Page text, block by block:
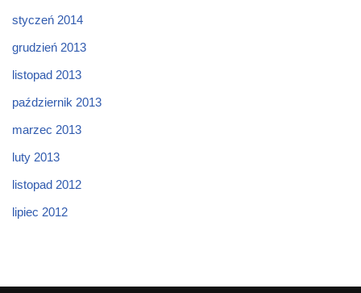
styczeń 2014
grudzień 2013
listopad 2013
październik 2013
marzec 2013
luty 2013
listopad 2012
lipiec 2012